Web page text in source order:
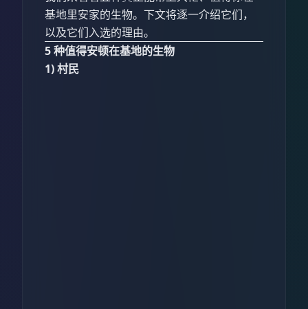
基地里安家的生物。下文将逐一介绍它们，
以及它们入选的理由。
5 种值得安顿在基地的生物
1) 村民